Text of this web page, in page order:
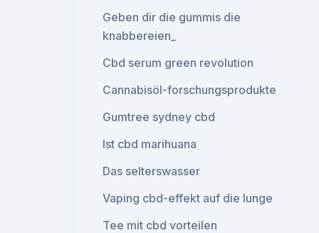
Geben dir die gummis die
knabbereien_
Cbd serum green revolution
Cannabisöl-forschungsprodukte
Gumtree sydney cbd
Ist cbd marihuana
Das selterswasser
Vaping cbd-effekt auf die lunge
Tee mit cbd vorteilen